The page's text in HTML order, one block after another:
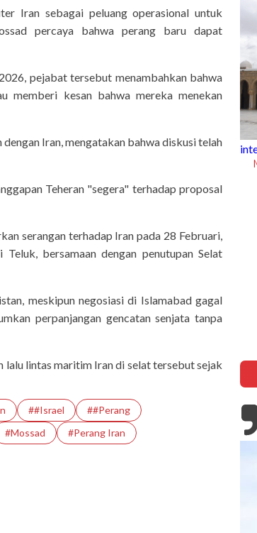
Iran sebagai peluang operasional untuk
percaya bahwa perang baru dapat
pejabat tersebut menambahkan bahwa
kesan bahwa mereka menekan
Iran, mengatakan bahwa diskusi telah
Teheran "segera" terhadap proposal
serangan terhadap Iran pada 28 Februari,
bersamaan dengan penutupan Selat
meskipun negosiasi di Islamabad gagal
perpanjangan gencatan senjata tanpa
lalu lintas maritim Iran di selat tersebut sejak
##Israel
##Perang
#Mossad #Perang Iran
intermezzo